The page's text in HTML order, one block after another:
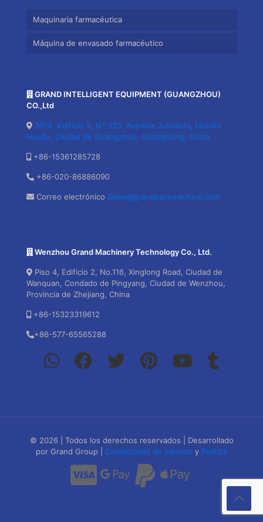
Maquinaria farmacéutica
Máquina de envasado farmacéutico
GRAND INTELLIGENT EQUIPMENT (GUANGZHOU)
CO.,Ltd
301A, Edificio 5, Nº 333, Avenida Juhuashi, Distrito
Huadu, Ciudad de Guangzhou, Guangdong, China.
+86-15361285728
+86-020-86886090
Correo electrónico Sales@grandpackmachine.com
Wenzhou Grand Machinery Technology Co., Ltd.
Piso 4, Edificio 2, No.116, Xinglong Road, Ciudad de
Wanquan, Condado de Pingyang, Ciudad de Wenzhou,
Provincia de Zhejiang, China
+86-15323319612
+86-577-65565288
© 2026 | Todos los derechos reservados | Desarrollado
por Grand Group | Condiciones de servicio y Política